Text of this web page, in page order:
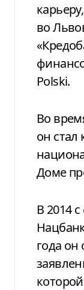
во
Polski.
Во
он
Доме
В 2014
года он